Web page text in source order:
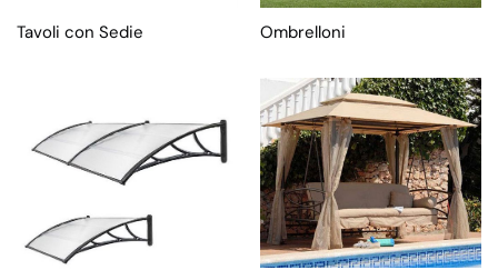
Tavoli con Sedie Ombrelloni